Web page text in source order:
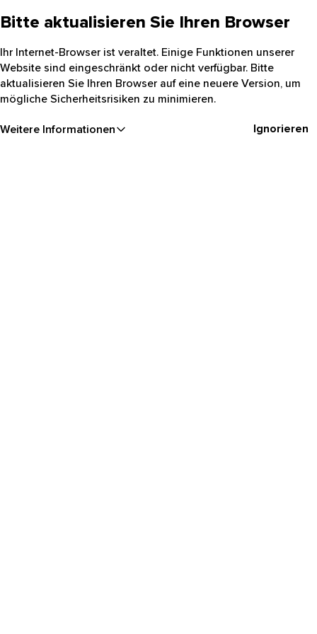
Bitte aktualisieren Sie Ihren Browser
Ihr Internet-Browser ist veraltet. Einige Funktionen unserer
Website sind eingeschränkt oder nicht verfügbar. Bitte
aktualisieren Sie Ihren Browser auf eine neuere Version, um
mögliche Sicherheitsrisiken zu minimieren.
Weitere Informationen Ignorieren